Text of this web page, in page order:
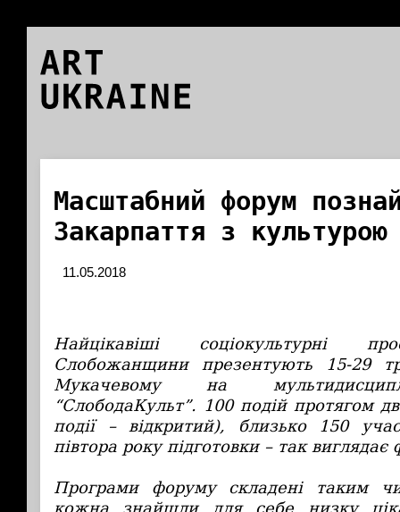
ART
UKRAINE
Масштабний форум
Закарпаття з культурою
11.05.2018
Найцікавіші соціокультурні
Слобожанщини презентують 15-29
Мукачевому на
“СлободаКульт”. 100 подій протягом
події – відкритий), близько 150
півтора року підготовки – так
Програми форуму складені таким